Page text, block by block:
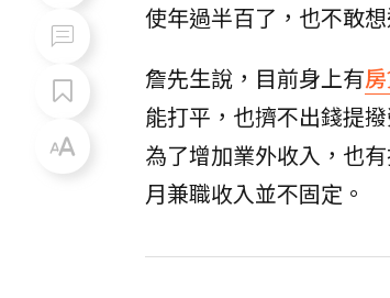
使年過半百了，也不敢想
詹先生說，目前身上有
能打平，也擠不出錢提
為了增加業外收入，也
月兼職收入並不固定。